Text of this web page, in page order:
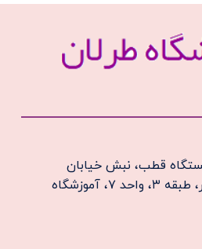
قطب، نبش خیابان
علیپور، ساختمان آیفر، طبقه ۳، واحد ۷، آموزشگاه